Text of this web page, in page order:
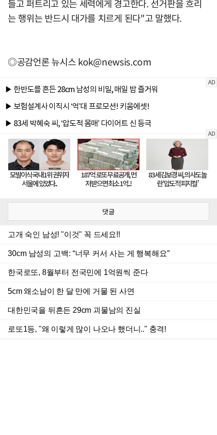
들고 퍼트리고 있는 세력에게 경고한다. 선거판을 흐리
는 행위는 반드시 대가를 치르게 된다"고 말했다.
◎공감언론 뉴시스kok@newsis.com
댓글